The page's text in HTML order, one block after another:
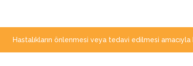
Hastalıkların önlenmesi veya tedavi edilmesi amacıyla